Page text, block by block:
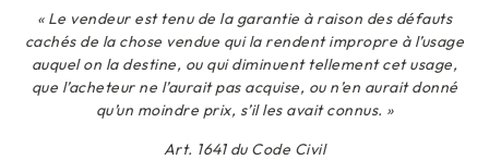
« Le vendeur est tenu de la garantie à raison des défauts
cachés de la chose vendue qui la rendent impropre à l’usage
auquel on la destine, ou qui diminuent tellement cet usage,
que l’acheteur ne l’aurait pas acquise, ou n’en aurait donné
qu’un moindre prix, s’il les avait connus. »
Art. 1641 du Code Civil